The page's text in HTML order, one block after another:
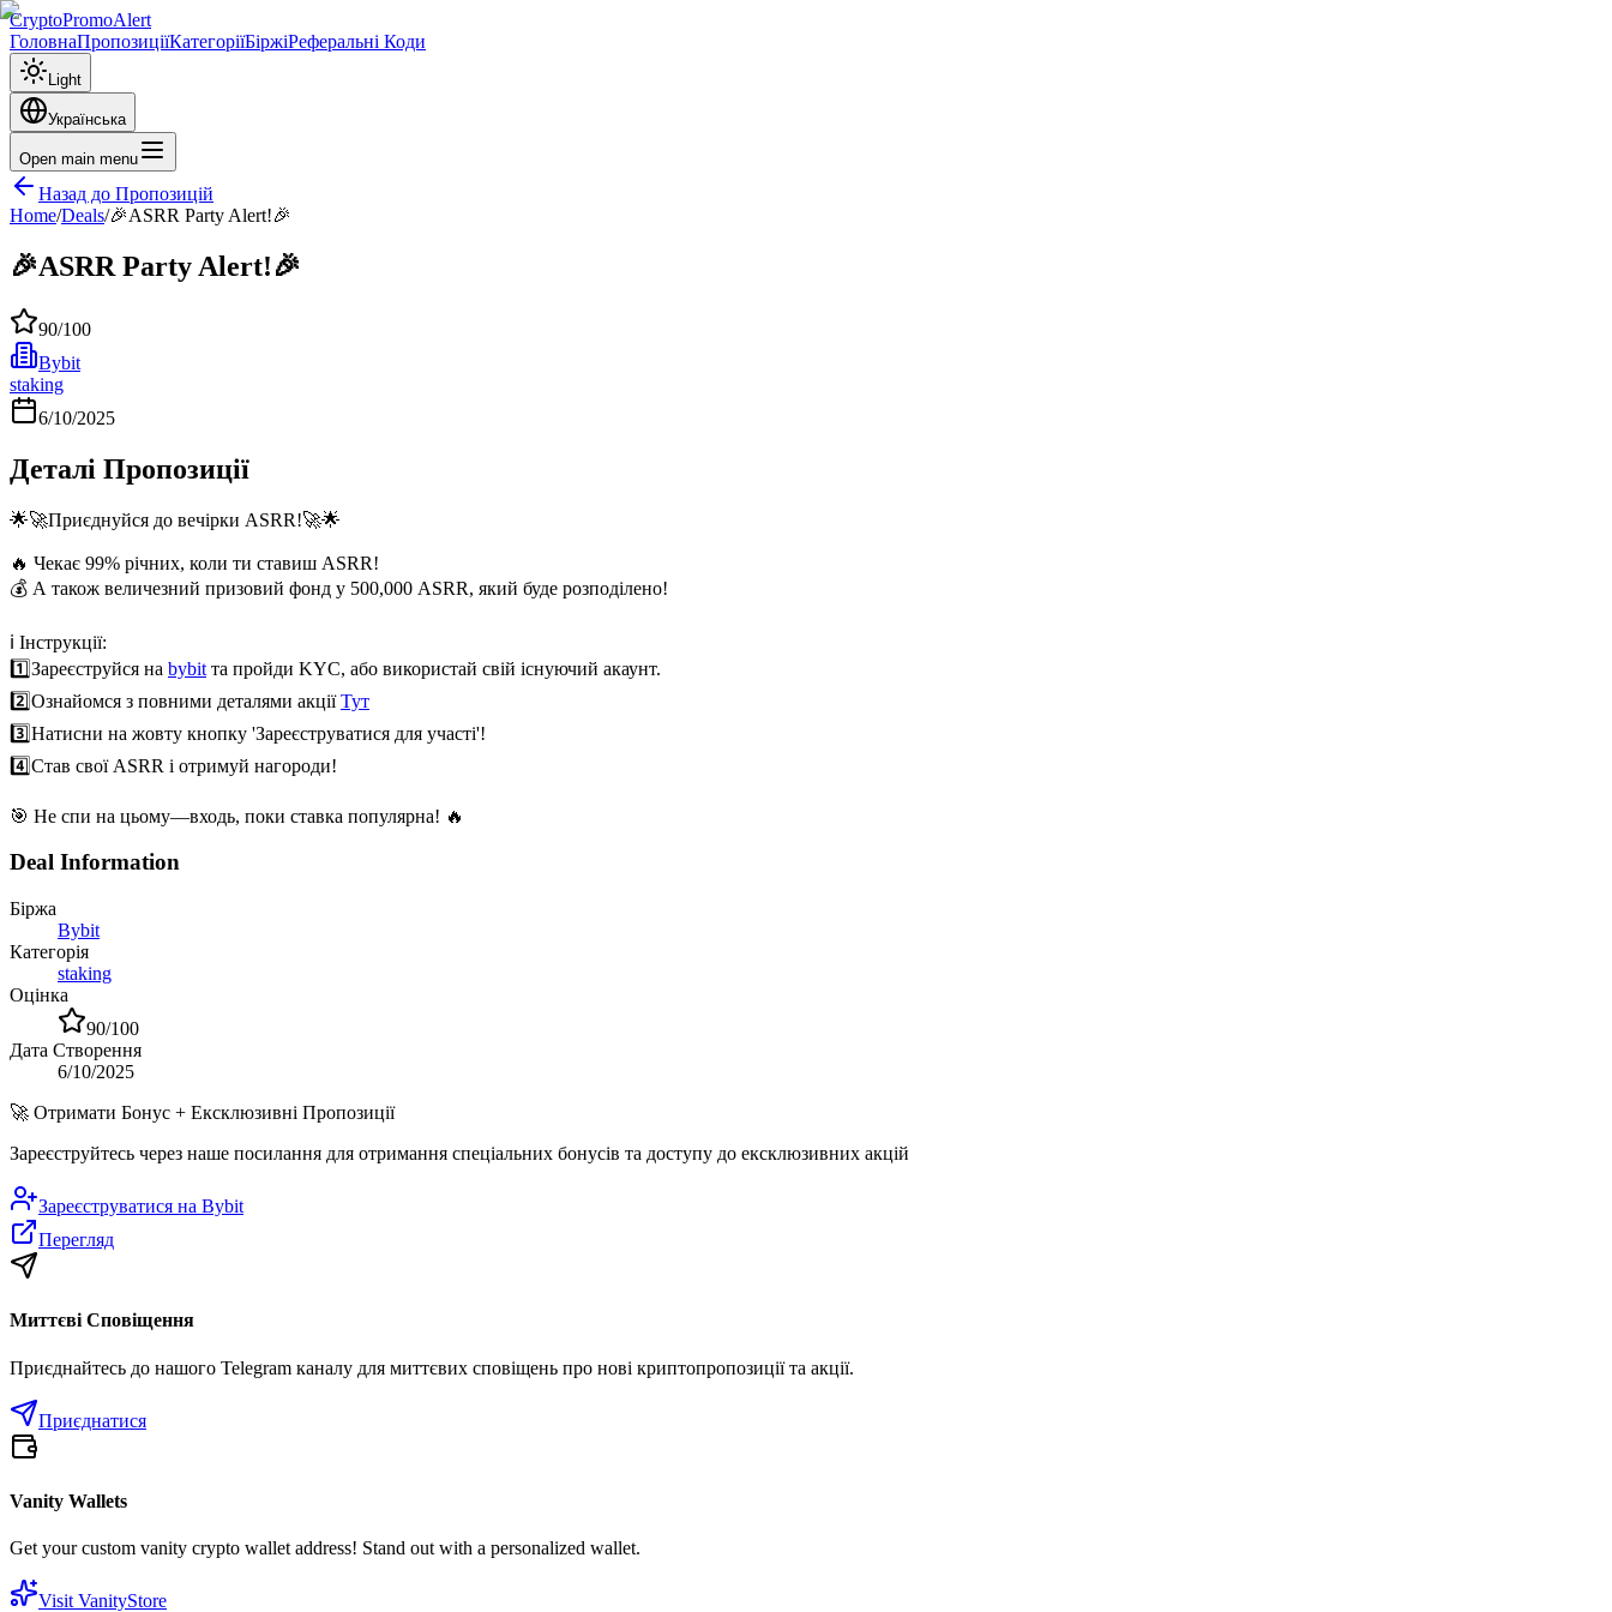
CryptoPromoAlert
ГоловнаПропозиціїКатегоріїБіржіРеферальні Коди
Light
Українська
Open main menu
Назад до Пропозицій
Home/Deals/🎉ASRR Party Alert!🎉
🎉ASRR Party Alert!🎉
90/100
Bybit
staking
6/10/2025
Деталі Пропозиції
🌟🚀Приєднуйся до вечірки ASRR!🚀🌟
🔥 Чекає 99% річних, коли ти ставиш ASRR!
💰 А також величезний призовий фонд у 500,000 ASRR, який буде розподілено!
ℹ️ Інструкції:
1️⃣Зареєструйся на bybit та пройди KYC, або використай свій існуючий акаунт.
2️⃣Ознайомся з повними деталями акціїТут
3️⃣Натисни на жовту кнопку 'Зареєструватися для участі'!
4️⃣Став свої ASRR і отримуй нагороди!
🎯 Не спи на цьому—входь, поки ставка популярна! 🔥
Deal Information
Біржа
Bybit
Категорія
staking
Оцінка
90/100
Дата Створення
6/10/2025
🚀 Отримати Бонус + Ексклюзивні Пропозиції
Зареєструйтесь через наше посилання для отримання спеціальних бонусів та доступу до ексклюзивних акцій
Зареєструватися на Bybit
Перегляд
Миттєві Сповіщення
Приєднайтесь до нашого Telegram каналу для миттєвих сповіщень про нові криптопропозиції та акції.
Приєднатися
Vanity Wallets
Get your custom vanity crypto wallet address! Stand out with a personalized wallet.
Visit VanityStore